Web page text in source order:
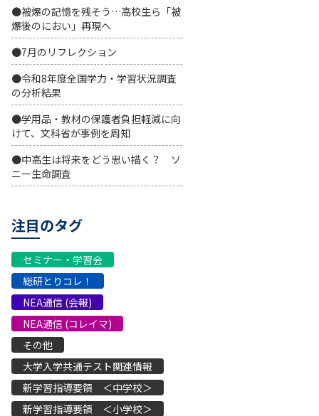
●被爆の記憶を残そう…高校生ら「被
爆後のにおい」再現へ
●7月のリフレクション
●令和8年度全国学力・学習状況調査
の分析結果
●学用品・教材の保護者負担軽減に向
けて、文科省が事例を周知
●中高生は将来をどう思い描く？ ソ
ニー生命調査
注目のタグ
セミナー・学習会
総研とりコレ！
NEA通信 (会報)
NEA通信 (コレイマ)
その他
大学入学共通テスト関連情報
新学習指導要領 ＜中学校＞
新学習指導要領 ＜小学校＞